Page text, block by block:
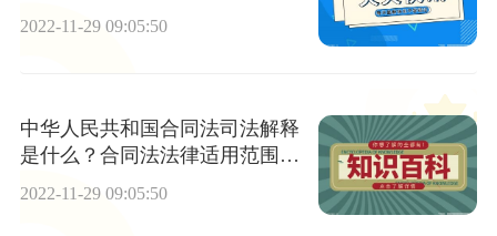
2022-11-29 09:05:50
中华人民共和国合同法司法解释
是什么？合同法法律适用范围是
什么？
2022-11-29 09:05:50